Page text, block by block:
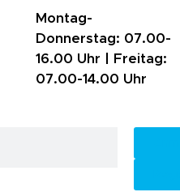
Montag-
Donnerstag: 07.00-
16.00 Uhr |
Freitag:
07.00-14.00 Uhr